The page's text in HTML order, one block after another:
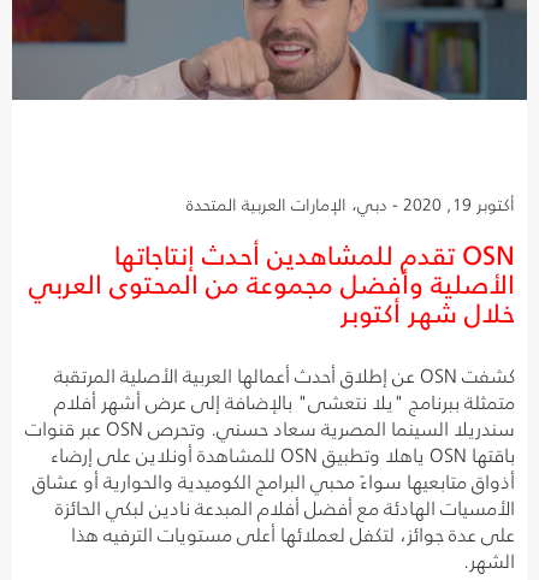
أكتوبر 19, 2020 - دبي، الإمارات العربية المتحدة
OSN تقدم للمشاهدين أحدث إنتاجاتها
الأصلية وأفضل مجموعة من المحتوى العربي
خلال شهر أكتوبر
كشفت OSN عن إطلاق أحدث أعمالها العربية الأصلية المرتقبة
متمثلة ببرنامج "يلا نتعشى" بالإضافة إلى عرض أشهر أفلام
سندريلا السينما المصرية سعاد حسني. وتحرص OSN عبر قنوات
باقتها OSN ياهلا وتطبيق OSN للمشاهدة أونلاين على إرضاء
أذواق متابعيها سواءً محبي البرامج الكوميدية والحوارية أو عشاق
الأمسيات الهادئة مع أفضل أفلام المبدعة نادين لبكي الحائزة
على عدة جوائز، لتكفل لعملائها أعلى مستويات الترفيه هذا
الشهر.